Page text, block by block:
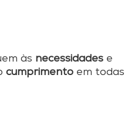
às necessidades e
cumprimento em todas